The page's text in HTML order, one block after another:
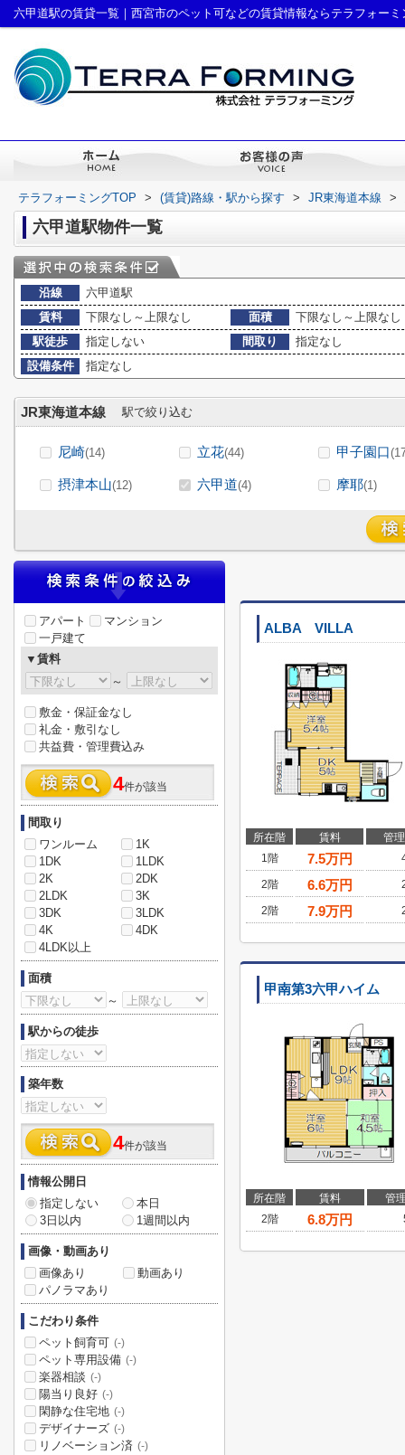
六甲道駅の賃貸一覧｜西宮市のペット可などの賃貸情報ならテラフォーミ
テラフォーミングTOP > (賃貸)路線・駅から探す > JR東海道本線 >
六甲道駅物件一覧
沿線
六甲道駅
賃料
下限なし～上限なし 面積
下限なし～上限なし
駅徒歩
指定しない 間取り
指定なし
設備条件
指定なし
JR東海道本線 駅で絞り込む
尼崎(14) 立花(44) 甲子園口
摂津本山(12) 六甲道(4) 摩耶(1)
ALBA VILLA
所在階 賃料
管
1階
7.5万円
2階 6.6万円
2階 7.9万円
甲南第3六甲ハイム
所在階 賃料
管
2階
6.8万円
アパート
マンション
一戸建て
▼賃料
～
敷金・保証金なし
礼金・敷引なし
共益費・管理費込み
4件が該当
間取り
ワンルーム
1K
1DK
1LDK
2K
2DK
2LDK
3K
3DK
3LDK
4K
4DK
4LDK以上
面積
～
駅からの徒歩
築年数
4件が該当
情報公開日
指定しない
本日
3日以内
1週間以内
画像・動画あり
画像あり
動画あり
パノラマあり
こだわり条件
ペット飼育可 (-)
ペット専用設備 (-)
楽器相談 (-)
陽当り良好 (-)
閑静な住宅地 (-)
デザイナーズ (-)
リノベーション済 (-)